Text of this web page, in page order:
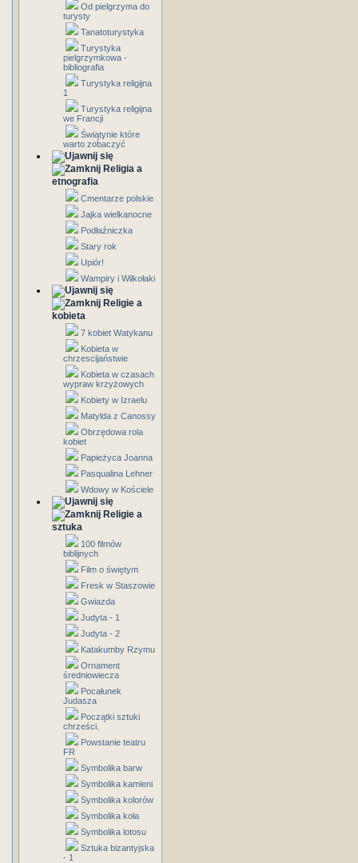
Od pielgrzyma do
turysty
Tanatoturystyka
Turystyka
pielgrzymkowa -
bibliografia
Turystyka religijna
1
Turystyka religijna
we Francji
Świątynie które
warto zobaczyć
Religia a
etnografia
Cmentarze polskie
Jajka wielkanocne
Podłaźniczka
Stary rok
Upiór!
Wampiry i Wilkołaki
Religie a
kobieta
7 kobiet Watykanu
Kobieta w
chrzescijaństwie
Kobieta w czasach
wypraw krzyżowych
Kobiety w Izraelu
Matylda z Canossy
Obrzędowa rola
kobiet
Papieżyca Joanna
Pasqualina Lehner
Wdowy w Kościele
Religie a
sztuka
100 filmów
biblijnych
Film o świętym
Fresk w Staszowie
Gwiazda
Judyta - 1
Judyta - 2
Katakumby Rzymu
Ornament
średniowiecza
Pocałunek
Judasza
Początki sztuki
chrześci.
Powstanie teatru
FR
Symbolika barw
Symbolika kamieni
Symbolika kolorów
Symbolika koła
Symbolika lotosu
Sztuka bizantyjska
- 1